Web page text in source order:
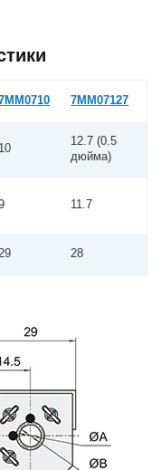
7MM07127
10
12.7 (0.5
дюйма)
11.7
28